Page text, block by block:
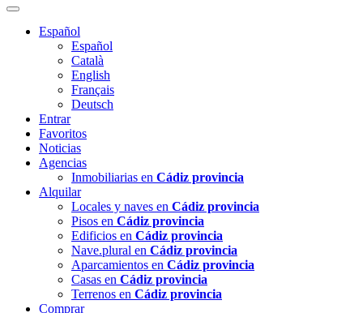
Español
Español
Català
English
Français
Deutsch
Entrar
Favoritos
Noticias
Agencias
Inmobiliarias en Cádiz provincia
Alquilar
Locales y naves en Cádiz provincia
Pisos en Cádiz provincia
Edificios en Cádiz provincia
Nave.plural en Cádiz provincia
Aparcamientos en Cádiz provincia
Casas en Cádiz provincia
Terrenos en Cádiz provincia
Comprar